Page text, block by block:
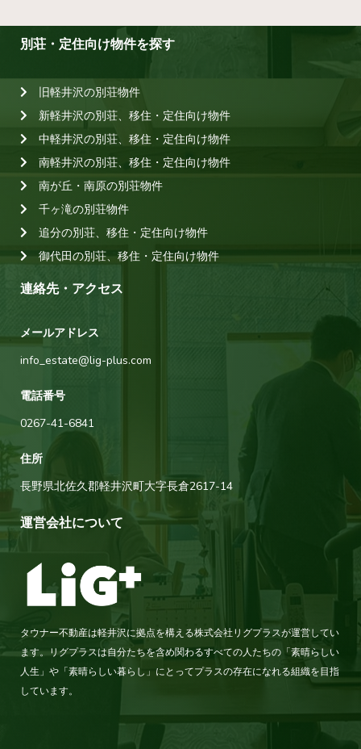
別荘・定住向け物件を探す
旧軽井沢の別荘物件
新軽井沢の別荘、移住・定住向け物件
中軽井沢の別荘、移住・定住向け物件
南軽井沢の別荘、移住・定住向け物件
南が丘・南原の別荘物件
千ヶ滝の別荘物件
追分の別荘、移住・定住向け物件
御代田の別荘、移住・定住向け物件
連絡先・アクセス
メールアドレス
info_estate@lig-plus.com
電話番号
0267-41-6841
住所
長野県北佐久郡軽井沢町大字長倉2617-14
運営会社について
タウナー不動産は軽井沢に拠点を構える株式会社リグプラスが運営してい
ます。リグプラスは自分たちを含め関わるすべての人たちの「素晴らしい
人生」や「素晴らしい暮らし」にとってプラスの存在になれる組織を目指
しています。